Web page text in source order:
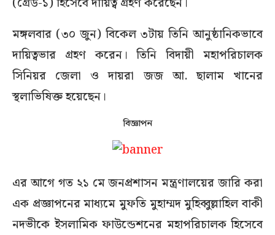
মঙ্গলবার (৩০ জুন) বিকেল ৩টায় তিনি আনুষ্ঠানিকভাবে
দায়িত্বভার গ্রহণ করেন। তিনি বিদায়ী মহাপরিচালক
সিনিয়র জেলা ও দায়রা জজ আ. ছালাম খানের
স্থলাভিষিক্ত হয়েছেন।
বিজ্ঞাপন
এর আগে গত ২১ মে জনপ্রশাসন মন্ত্রণালয়ের জারি করা
এক প্রজ্ঞাপনের মাধ্যমে মুফতি মুহাম্মদ মুহিব্বুল্লাহিল বাকী
নদভীকে ইসলামিক ফাউন্ডেশনের মহাপরিচালক হিসেবে